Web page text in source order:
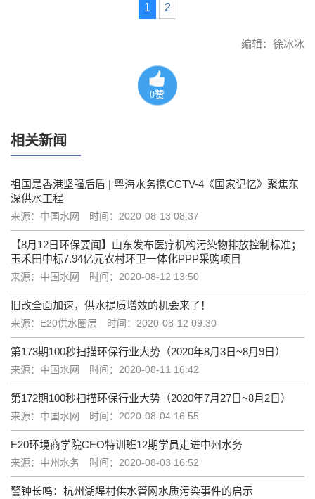
1 2
编辑：徐冰冰
0赞
相关新闻
祖国是香港坚强后盾 | 粤海水务携CCTV-4《国家记忆》聚焦东
深供水工程
来源：中国水网 时间：2020-08-13 08:37
【8月12日环保要闻】山东发布医疗机构污染物排放控制标准；
玉禾田中标7.94亿元农村环卫一体化PPP采购项目
来源：中国水网 时间：2020-08-12 13:50
旧改全面加速，供水提质增效的机会来了！
来源：E20供水圈层 时间：2020-08-12 09:30
第173期100秒扫描环保行业大势（2020年8月3日~8月9日）
来源：中国水网 时间：2020-08-11 16:42
第172期100秒扫描环保行业大势（2020年7月27日~8月2日）
来源：中国水网 时间：2020-08-04 16:55
E20环境商学院CEO特训班12期学员走进中州水务
来源：中州水务 时间：2020-08-03 16:52
警钟长鸣：杭州湖埠村供水管网水质污染事件的启示